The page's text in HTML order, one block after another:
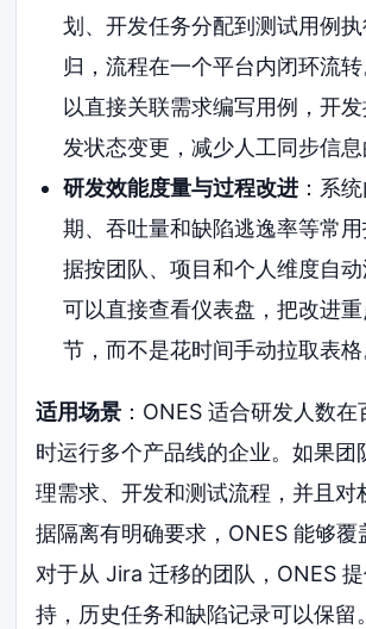
划、开发任务分配到测试用例
归，流程在一个平台内闭环流
以直接关联需求编写用例，开
发状态变更，减少人工同步信息
研发效能度量与过程改进：系
期、吞吐量和缺陷逃逸率等常
据按团队、项目和个人维度自
可以直接查看仪表盘，把改进
节，而不是花时间手动拉取表格
适用场景 ：ONES 适合研发人数
时运行多个产品线的企业。如果团
理需求、开发和测试流程，并且对
据隔离有明确要求，ONES 能够覆
对于从 Jira 迁移的团队，ONES
持，历史任务和缺陷记录可以保留。